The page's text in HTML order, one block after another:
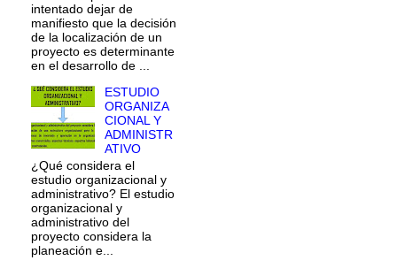
intentado dejar de
manifiesto que la decisión
de la localización de un
proyecto es determinante
en el desarrollo de ...
ESTUDIO
ORGANIZA
CIONAL Y
ADMINISTR
ATIVO
¿Qué considera el
estudio organizacional y
administrativo? El estudio
organizacional y
administrativo del
proyecto considera la
planeación e...